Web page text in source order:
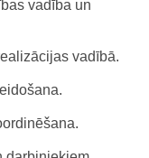
vadība un
vadībā.